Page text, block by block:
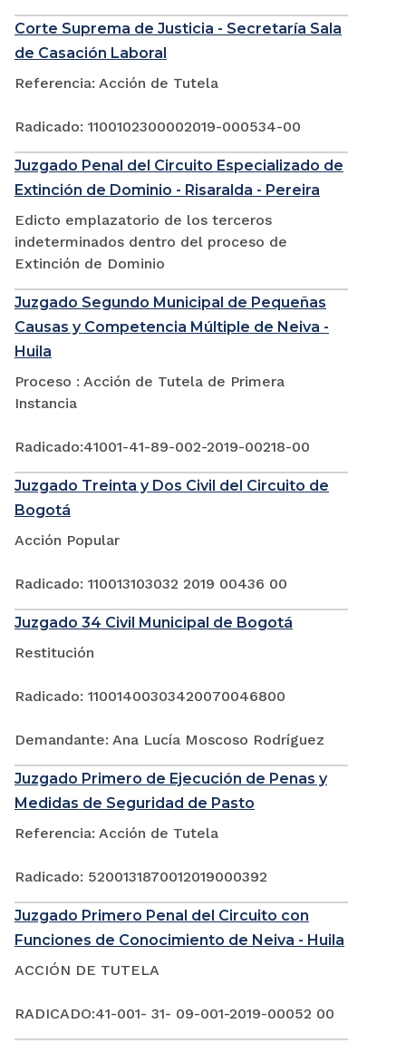
Corte Suprema de Justicia - Secretaría Sala
de Casación Laboral
Referencia: Acción de Tutela
Radicado: 1100102300002019-000534-00
Juzgado Penal del Circuito Especializado de
Extinción de Dominio - Risaralda - Pereira
Edicto emplazatorio de los terceros
indeterminados dentro del proceso de
Extinción de Dominio
Juzgado Segundo Municipal de Pequeñas
Causas y Competencia Múltiple de Neiva -
Huila
Proceso : Acción de Tutela de Primera
Instancia
Radicado:41001-41-89-002-2019-00218-00
Juzgado Treinta y Dos Civil del Circuito de
Bogotá
Acción Popular
Radicado: 110013103032 2019 00436 00
Juzgado 34 Civil Municipal de Bogotá
Restitución
Radicado: 11001400303420070046800
Demandante: Ana Lucía Moscoso Rodríguez
Juzgado Primero de Ejecución de Penas y
Medidas de Seguridad de Pasto
Referencia: Acción de Tutela
Radicado: 5200131870012019000392
Juzgado Primero Penal del Circuito con
Funciones de Conocimiento de Neiva - Huila
ACCIÓN DE TUTELA
RADICADO:41-001- 31- 09-001-2019-00052 00